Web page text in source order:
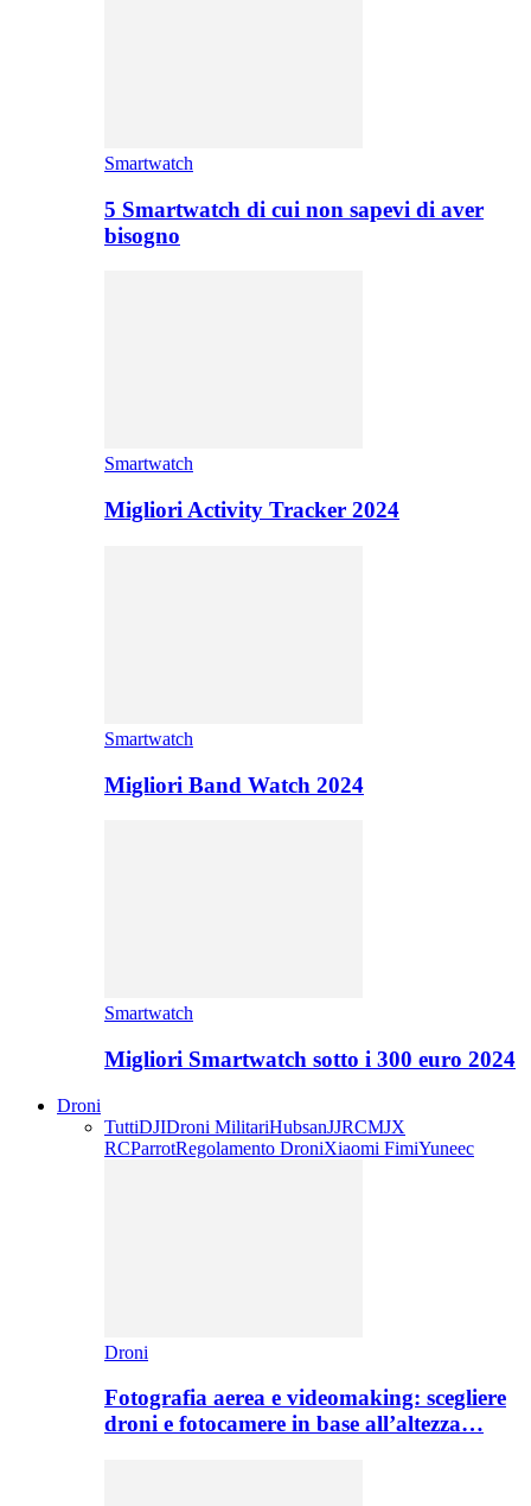
Smartwatch
5 Smartwatch di cui non sapevi di aver
bisogno
Smartwatch
Migliori Activity Tracker 2024
Smartwatch
Migliori Band Watch 2024
Smartwatch
Migliori Smartwatch sotto i 300 euro 2024
Droni
TuttiDJIDroni MilitariHubsanJJRCMJX
RCParrotRegolamento DroniXiaomi FimiYuneec
Droni
Fotografia aerea e videomaking: scegliere
droni e fotocamere in base all’altezza…